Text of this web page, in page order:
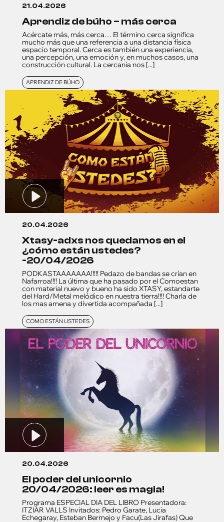
21.04.2026
aprendiz de búho – más cerca
Acércate más, más cerca… El término cerca significa
mucho más que una referencia a una distancia física
espacio temporal. Cerca es también una experiencia,
una percepción, una emoción y, en muchos casos, una
construcción cultural. La cercanía nos [...]
APRENDIZ DE BÚHO
20.04.2026
xtasy-adxs nos quedamos en el
¿cómo están ustedes?
-20/04/2026
PODKASTAAAAAAA!!!!! Pedazo de bandas se crían en
Nafarroa!!!! La última que ha pasado por el Comoestan
con material nuevo y bueno ha sido XTASY, estandarte
del Hard/Metal melódico en nuestra tierra!!!! Charla de
los mas amena y divertida acompañada [...]
COMO ESTÁN USTEDES
20.04.2026
el poder del unicornio
20/04/2026: leer es magia!
Programa ESPECIAL DIA DEL LIBRO Presentadora:
ITZIAR VALLS Invitados: Pedro Garate, Lucia
Echegaray, Esteban Bermejo y Facu(Las Jirafas) Que